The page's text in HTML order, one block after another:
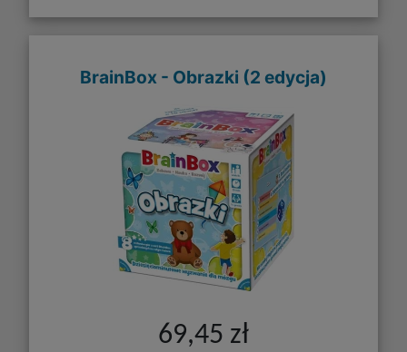
BrainBox - Obrazki (2 edycja)
69,45 zł